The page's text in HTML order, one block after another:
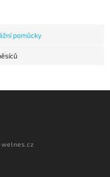
pomůcky